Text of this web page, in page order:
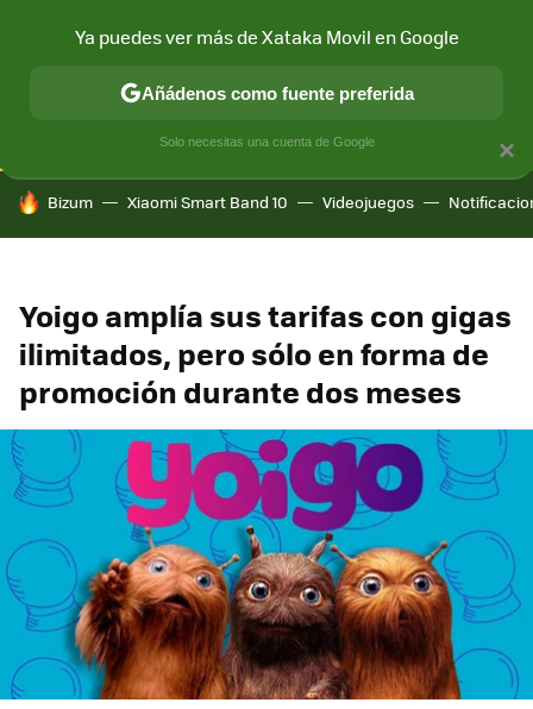
CONECTIVIDAD MÓVIL Y SOCIEDAD APLICACIONES
HOY SE HABLA DE
Bizum Xiaomi Smart Band 10 Videojuegos
Yoigo amplía sus tarifas con gigas
ilimitados, pero sólo en forma de
promoción durante dos meses
×
Ya puedes ver más de Xataka Movil en Google
Añádenos como fuente preferida
Solo necesitas una cuenta de Google